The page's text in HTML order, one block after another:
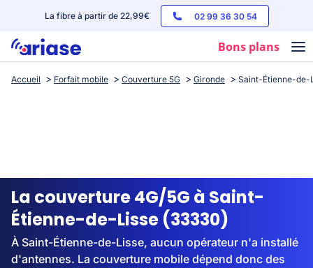
La fibre à partir de 22,99€ 02 99 36 30 54
Bons plans
Box internet
Streaming
Accueil Forfait mobile Couverture 5G Gironde Saint-Étienne-de-
La couverture 4G/5G à Saint-
Étienne-de-Lisse (33330)
À Saint-Étienne-de-Lisse, aucun opérateur n'a installé
d'antennes. La couverture mobile dépend donc des